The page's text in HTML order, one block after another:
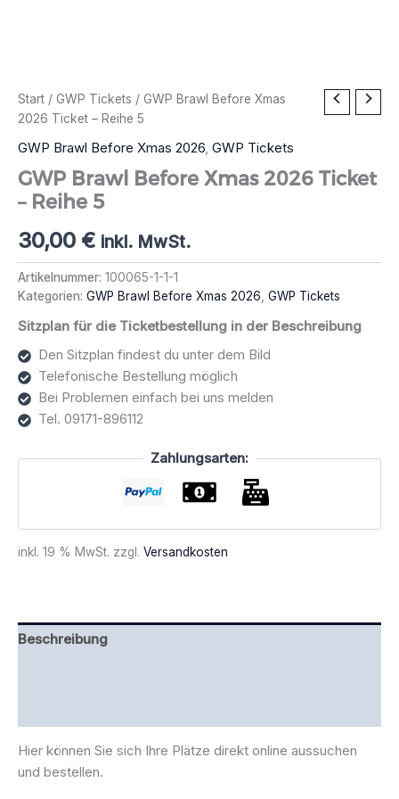
Start / GWP Tickets / GWP Brawl Before Xmas
2026 Ticket – Reihe 5
GWP Brawl Before Xmas 2026 GWP Tickets
GWP Brawl Before Xmas 2026 Ticket
– Reihe 5
30,00 € inkl. MwSt.
Artikelnummer: 100065-1-1-1
Kategorien: GWP Brawl Before Xmas 2026, GWP Tickets
Sitzplan für die Ticketbestellung in der Beschreibung
Den Sitzplan findest du unter dem Bild
Telefonische Bestellung möglich
Bei Problemen einfach bei uns melden
Tel. 09171-896112
Zahlungsarten:
inkl. 19 % MwSt. zzgl. Versandkosten
Beschreibung
Hier können Sie sich Ihre Plätze direkt online aussuchen
und bestellen.